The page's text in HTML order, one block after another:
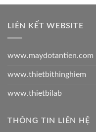
LIÊN KẾT WEBSITE
www.maydotantien.com
www.thietbithinghiem
www.thietbilab
THÔNG TIN LIÊN HỆ